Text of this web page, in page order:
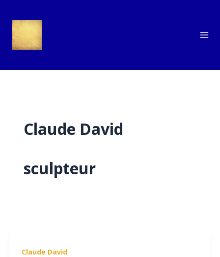
contenu
Claude David
sculpteur
Claude David